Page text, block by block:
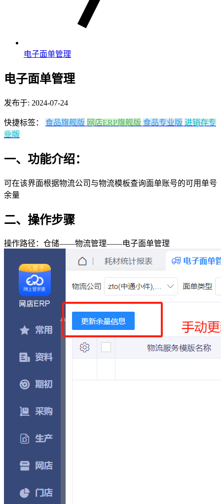
电子面单管理
电子面单管理
发布于: 2024-07-24
快捷标签： 食品旗舰版 网店ERP旗舰版 食品专业版 进销存专
业版
一、功能介绍：
可在该界面根据物流公司与物流模板查询面单账号的可用单号
余量
二、操作步骤
操作路径：仓储——物流管理——电子面单管理